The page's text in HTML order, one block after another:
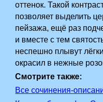
оттенок. Такой
позволяет выделить
пейзажа, ещё раз
и вместе с тем
неспешно плывут
окрасил в нежные
Смотрите также:
Все сочинения-